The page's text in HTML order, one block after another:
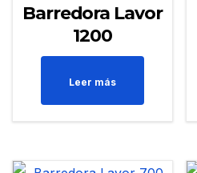
Barredora Lavor
1200
Leer más